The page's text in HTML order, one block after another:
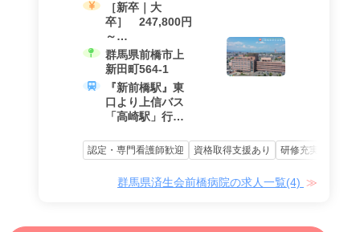
［新卒｜大
卒］ 247,800円
～
［新卒｜専門
卒］239,820円～
（経験年数に応
じ加算あり）
群馬県前橋市上
新田町564-1
『新前橋駅』東
口より上信バス
「高崎駅」行き
「済生会前橋病
院」下車
認定・専門看護師歓迎 資格取得支援あり 研修充実
群馬県済生会前橋病院の求人一覧(4)